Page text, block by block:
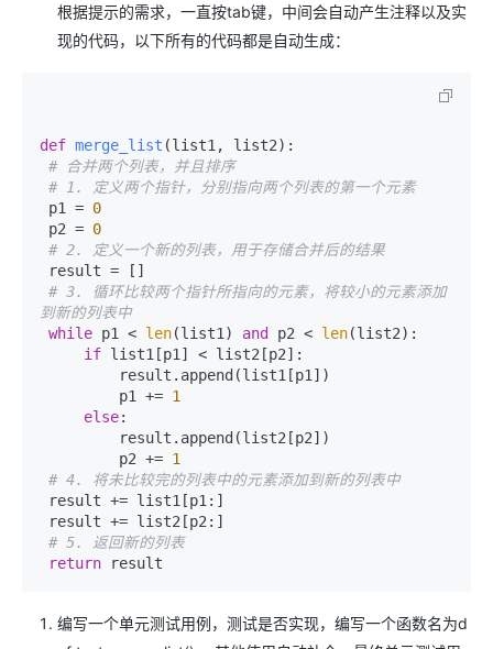
根据提示的需求，一直按tab键，中间会自动产生注释以及实
现的代码，以下所有的代码都是自动生成：
def merge_list (list1, list2):
# 合并两个列表，并且排序
# 1. 定义两个指针，分别指向两个列表的第一个元素
p1 = 0
p2 = 0
# 2. 定义一个新的列表，用于存储合并后的结果
# 3. 循环比较两个指针所指向的元素，将较小的元素添加
到新的列表中
while p1 < len(list1) and p2 < len(list2):
if list1[p1] < list2[p2]:
         p1 +=
1
else:
         p2 +=
1
# 4. 将未比较完的列表中的元素添加到新的列表中
# 5. 返回新的列表
return
编写一个单元测试用例，测试是否实现，编写一个函数名为d